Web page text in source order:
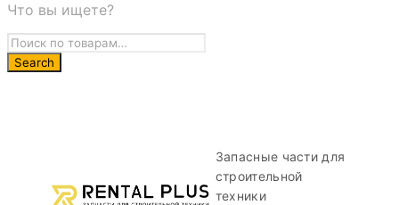
Что вы ищете?
Запасные части для
строительной
техники